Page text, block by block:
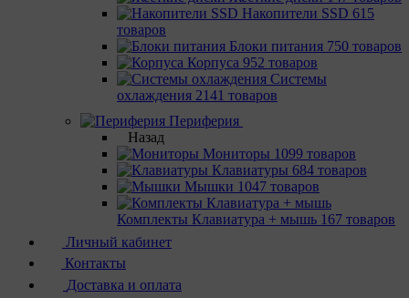
Накопители SSD 615
товаров
Блоки питания 750 товаров
Корпуса 952 товаров
Системы
охлаждения 2141 товаров
Периферия
Назад
Мониторы 1099 товаров
Клавиатуры 684 товаров
Мышки 1047 товаров
Комплекты Клавиатура + мышь 167 товаров
Личный кабинет
Контакты
Доставка и оплата